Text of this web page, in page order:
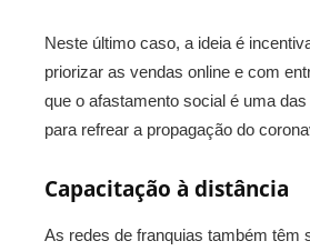
Neste último caso, a ideia é
priorizar as vendas online e com
que o afastamento social é uma
para refrear a propagação do
Capacitação à distância
As redes de franquias também têm